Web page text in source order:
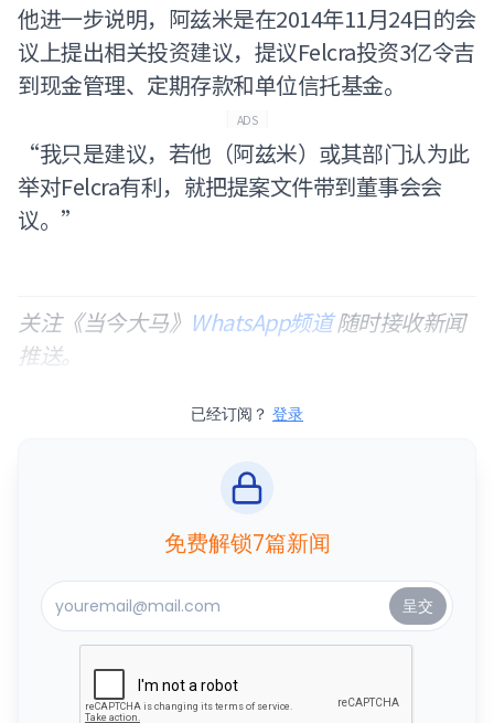
他进一步说明，阿兹米是在2014年11月24日的会
议上提出相关投资建议，提议Felcra投资3亿令吉
到现金管理、定期存款和单位信托基金。
ADS
“我只是建议，若他（阿兹米）或其部门认为此
举对Felcra有利，就把提案文件带到董事会会
议。”
关注《当今大马》 WhatsApp频道随时接收新闻
推送。
已经订阅？ 登录
免费解锁7篇新闻